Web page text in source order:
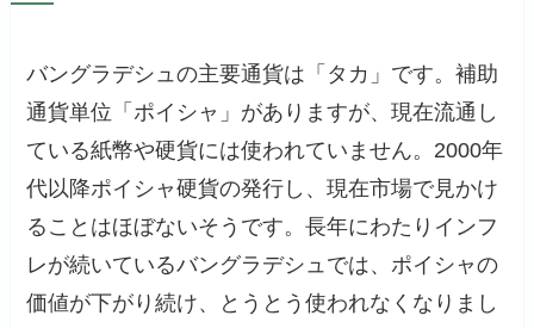
バングラデシュの主要通貨は「タカ」です。補助
通貨単位「ポイシャ」がありますが、現在流通し
ている紙幣や硬貨には使われていません。2000年
代以降ポイシャ硬貨の発行し、現在市場で見かけ
ることはほぼないそうです。長年にわたりインフ
レが続いているバングラデシュでは、ポイシャの
価値が下がり続け、とうとう使われなくなりまし